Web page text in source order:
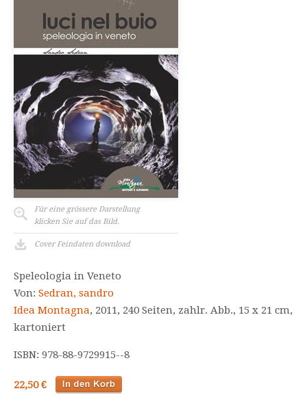
Für eine grössere Darstellung
klicken Sie auf das Bild.
Cover Feindaten download
Speleologia in Veneto
Von: Sedran, sandro
Idea Montagna, 2011, 240 Seiten, zahlr. Abb., 15 x 21 cm,
kartoniert
ISBN: 978-88-9729915--8
22,50 €